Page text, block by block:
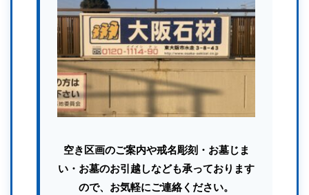
空き区画のご案内や戒名彫刻・お墓じま
い・お墓のお引越しなども承っております
ので、お気軽にご連絡ください。